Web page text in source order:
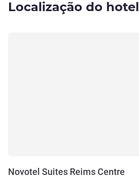
Localização do hotel
Novotel Suites Reims Centre